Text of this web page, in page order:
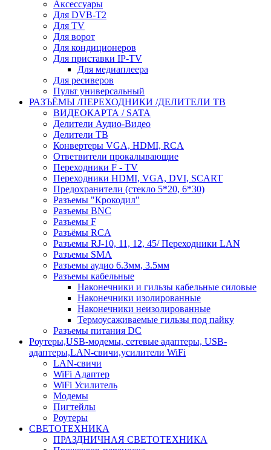
Аксессуары
Для DVB-T2
Для TV
Для ворот
Для кондиционеров
Для приставки IP-TV
Для медиаплеера
Для ресиверов
Пульт универсальный
РАЗЪЁМЫ /ПЕРЕХОДНИКИ /ДЕЛИТЕЛИ ТВ
ВИДЕОКАРТА / SATA
Делители Аудио-Видео
Делители ТВ
Конвертеры VGA, HDMI, RCA
Ответвители прокалывающие
Переходники F - TV
Переходники HDMI, VGA, DVI, SCART
Предохранители (стекло 5*20, 6*30)
Разъемы "Крокодил"
Разъемы BNC
Разъемы F
Разъёмы RCA
Разъемы RJ-10, 11, 12, 45/ Переходники LAN
Разъемы SMA
Разъемы аудио 6.3мм, 3.5мм
Разъемы кабельные
Наконечники и гильзы кабельные силовые
Наконечники изолированные
Наконечники неизолированные
Термоусаживаемые гильзы под пайку
Разъемы питания DC
Роутеры,USB-модемы, сетевые адаптеры, USB-
адаптеры,LAN-свичи,усилители WiFi
LAN-свичи
WiFi Адаптер
WiFi Усилитель
Модемы
Пигтейлы
Роутеры
СВЕТОТЕХНИКА
ПРАЗДНИЧНАЯ СВЕТОТЕХНИКА